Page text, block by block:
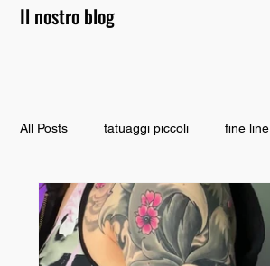
Il nostro blog
All Posts tatuaggi piccoli fine line